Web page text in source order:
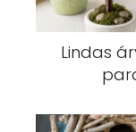
Lindas